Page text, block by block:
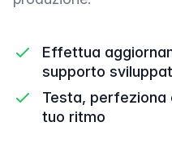
Effettua
supporto
Testa, perfeziona
tuo ritmo